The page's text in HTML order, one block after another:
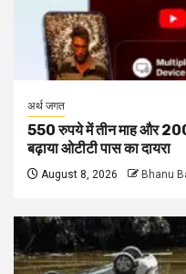
अर्थ जगत
550 रुपये में तीन माह और
बढ़ाया ओटीटी पास का दायरा
August 8, 2026 Bhanu